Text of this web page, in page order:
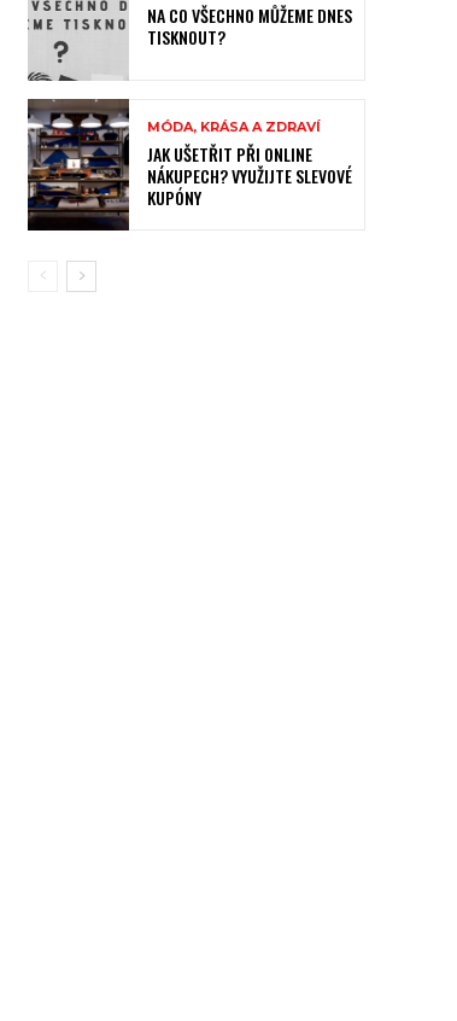
NA CO VŠECHNO MŮŽEME DNES
TISKNOUT?
MÓDA, KRÁSA A ZDRAVÍ
JAK UŠETŘIT PŘI ONLINE
NÁKUPECH? VYUŽIJTE SLEVOVÉ
KUPÓNY